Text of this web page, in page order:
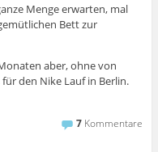
Menge erwarten, mal
Bett zur
aber, ohne von
den Nike Lauf in Berlin.
7 Kommentare